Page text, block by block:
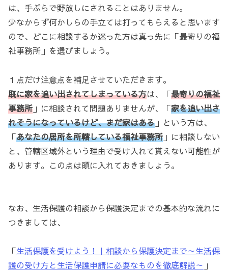
は、手ぶらで野放しにされることはありません。
少なからず何かしらの手立ては打ってもらえると思います
ので、どこに相談するか迷った方は真っ先に「最寄りの福
祉事務所」を選びましょう。
１点だけ注意点を補足させていただきます。
既に家を追い出されてしまっている方は、「最寄りの福祉
事務所 」に相談されて問題ありませんが、「家を追い出さ
れそうになっているけど、まだ家はある 」という方は、
「あなたの居所を所轄している福祉事務所 」に相談しない
と、管轄区域外という理由で受け入れて貰えない可能性が
あります。この点は頭に入れておきましょう。
なお、生活保護の相談から保護決定までの基本的な流れに
つきましては、
「生活保護を受けよう！｜相談から保護決定まで～生活保
護の受け方と生活保護申請に必要なものを徹底解説～ 」